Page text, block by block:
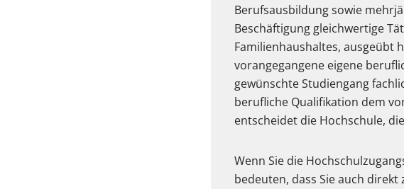
Berufsausbildung sowie
Beschäftigung gleichwertige
Familienhaushaltes, ausgeübt
vorangegangene eigene
gewünschte Studiengang
berufliche Qualifikation dem
entscheidet die Hochschule,
Wenn Sie die
bedeuten, dass Sie auch